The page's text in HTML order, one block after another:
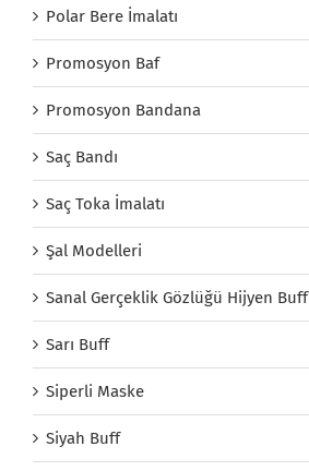
Polar Bere İmalatı
Promosyon Baf
Promosyon Bandana
Saç Bandı
Saç Toka İmalatı
Şal Modelleri
Sanal Gerçeklik Gözlüğü Hijyen Buff
Sarı Buff
Siperli Maske
Siyah Buff